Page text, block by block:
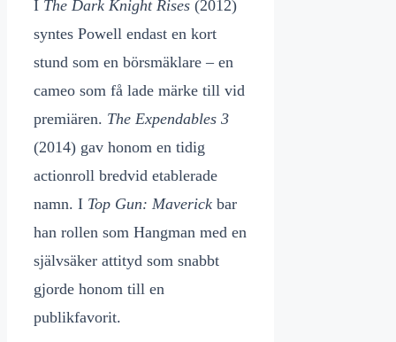
I The Dark Knight Rises (2012)
syntes Powell endast en kort
stund som en börsmäklare – en
cameo som få lade märke till vid
premiären. The Expendables 3
(2014) gav honom en tidig
actionroll bredvid etablerade
namn. I Top Gun: Maverick bar
han rollen som Hangman med en
självsäker attityd som snabbt
gjorde honom till en
publikfavorit.